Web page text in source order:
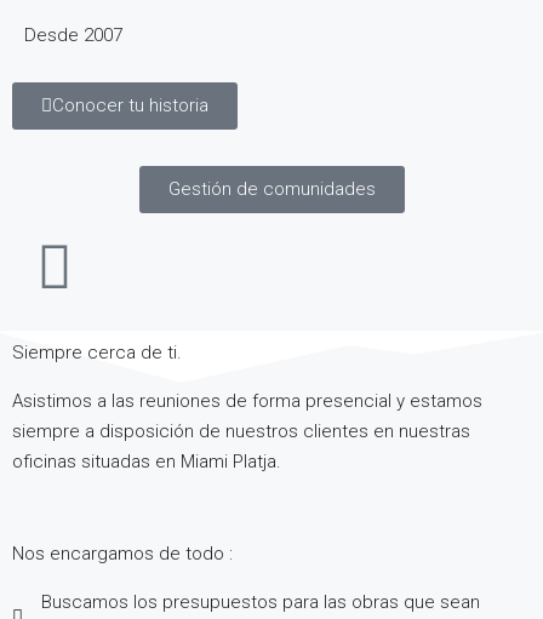
Desde 2007
Conocer tu historia
Gestión de comunidades
Siempre cerca de ti.
Asistimos a las reuniones de forma presencial y estamos
siempre a disposición de nuestros clientes en nuestras
oficinas situadas en Miami Platja.
Nos encargamos de todo :
Buscamos los presupuestos para las obras que sean